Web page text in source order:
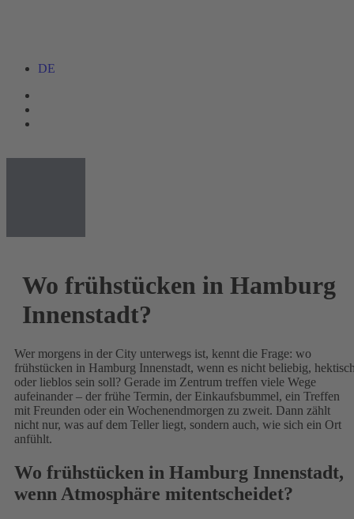
DE
Wo frühstücken in Hamburg
Innenstadt?
Wer morgens in der City unterwegs ist, kennt die Frage: wo
frühstücken in Hamburg Innenstadt, wenn es nicht beliebig,
oder lieblos sein soll? Gerade im Zentrum treffen viele Wege
aufeinander – der frühe Termin, der Einkaufsbummel, ein Treffen
mit Freunden oder ein Wochenendmorgen zu zweit. Dann zählt
nicht nur, was auf dem Teller liegt, sondern auch, wie sich ein Ort
anfühlt.
Wo frühstücken in Hamburg Innenstadt,
wenn Atmosphäre mitentscheidet?